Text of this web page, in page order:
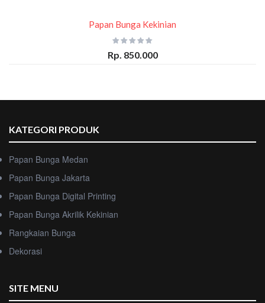
Papan Bunga Kekinian
Rp. 850.000
KATEGORI PRODUK
Papan Bunga Medan
Papan Bunga Jakarta
Papan Bunga Digital Printing
Papan Bunga Akrilik Kekinian
Rangkaian Bunga
Dekorasi
SITE MENU